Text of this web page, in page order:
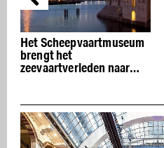
Het Scheepvaartmuseum
brengt het
zeevaartverleden naar